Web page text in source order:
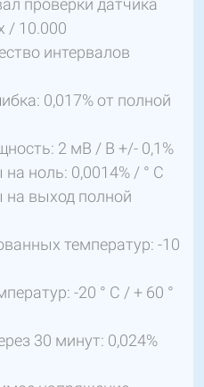
проверки датчика
/ 10.000
интервалов
0,017% от полной
2 мВ / В +/- 0,1%
ноль: 0,0014% / ° C
на выход полной
температур: -10
-20 ° C / + 60 °
30 минут: 0,024%